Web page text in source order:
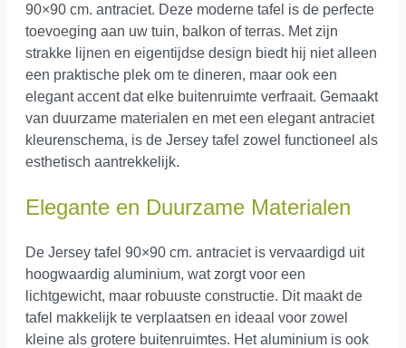
90×90 cm. antraciet. Deze moderne tafel is de perfecte
toevoeging aan uw tuin, balkon of terras. Met zijn
strakke lijnen en eigentijdse design biedt hij niet alleen
een praktische plek om te dineren, maar ook een
elegant accent dat elke buitenruimte verfraait. Gemaakt
van duurzame materialen en met een elegant antraciet
kleurenschema, is de Jersey tafel zowel functioneel als
esthetisch aantrekkelijk.
Elegante en Duurzame Materialen
De Jersey tafel 90×90 cm. antraciet is vervaardigd uit
hoogwaardig aluminium, wat zorgt voor een
lichtgewicht, maar robuuste constructie. Dit maakt de
tafel makkelijk te verplaatsen en ideaal voor zowel
kleine als grotere buitenruimtes. Het aluminium is ook